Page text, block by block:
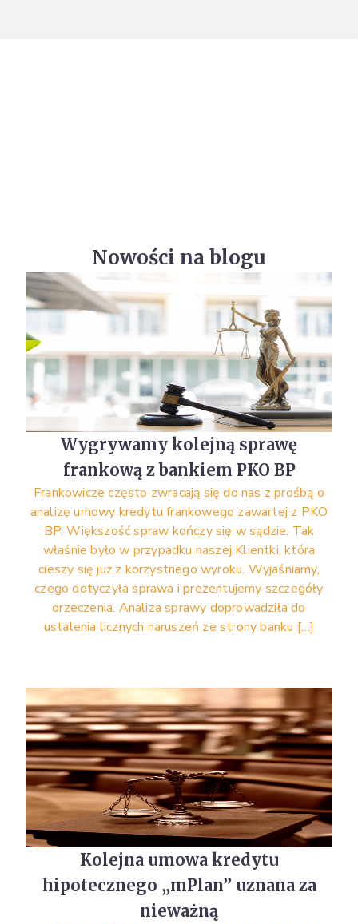
Nowości na blogu
Wygrywamy kolejną sprawę
frankową z bankiem PKO BP
Frankowicze często zwracają się do nas z prośbą o
analizę umowy kredytu frankowego zawartej z PKO
BP. Większość spraw kończy się w sądzie. Tak
właśnie było w przypadku naszej Klientki, która
cieszy się już z korzystnego wyroku. Wyjaśniamy,
czego dotyczyła sprawa i prezentujemy szczegóły
orzeczenia. Analiza sprawy doprowadziła do
ustalenia licznych naruszeń ze strony banku […]
Kolejna umowa kredytu
hipotecznego „mPlan” uznana za
nieważną